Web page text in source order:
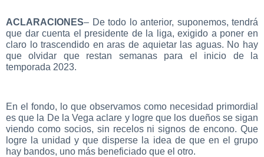
ACLARACIONES– De todo lo anterior, suponemos, tendrá
que dar cuenta el presidente de la liga, exigido a poner en
claro lo trascendido en aras de aquietar las aguas. No hay
que olvidar que restan semanas para el inicio de la
temporada 2023.
En el fondo, lo que observamos como necesidad primordial
es que la De la Vega aclare y logre que los dueños se sigan
viendo como socios, sin recelos ni signos de encono. Que
logre la unidad y que disperse la idea de que en el grupo
hay bandos, uno más beneficiado que el otro.